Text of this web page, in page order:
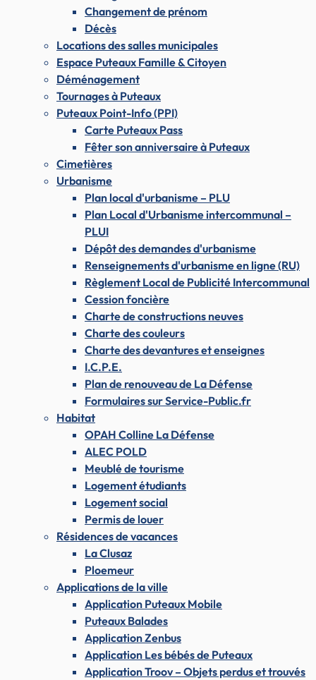
Changement de prénom
Décès
Locations des salles municipales
Espace Puteaux Famille & Citoyen
Déménagement
Tournages à Puteaux
Puteaux Point-Info (PPI)
Carte Puteaux Pass
Fêter son anniversaire à Puteaux
Cimetières
Urbanisme
Plan local d'urbanisme – PLU
Plan Local d'Urbanisme intercommunal –
PLUI
Dépôt des demandes d'urbanisme
Renseignements d'urbanisme en ligne (RU)
Règlement Local de Publicité Intercommunal
Cession foncière
Charte de constructions neuves
Charte des couleurs
Charte des devantures et enseignes
I.C.P.E.
Plan de renouveau de La Défense
Formulaires sur Service-Public.fr
Habitat
OPAH Colline La Défense
ALEC POLD
Meublé de tourisme
Logement étudiants
Logement social
Permis de louer
Résidences de vacances
La Clusaz
Ploemeur
Applications de la ville
Application Puteaux Mobile
Puteaux Balades
Application Zenbus
Application Les bébés de Puteaux
Application Troov – Objets perdus et trouvés